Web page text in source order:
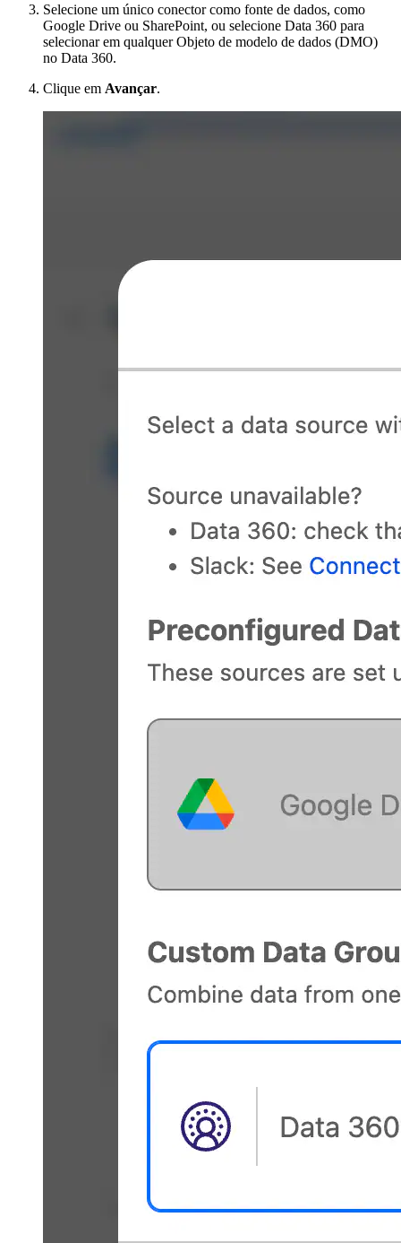
Selecione um único conector como fonte de dados, como
Google Drive ou SharePoint, ou selecione Data 360 para
selecionar em qualquer Objeto de modelo de dados (DMO)
no Data 360.
Clique em Avançar.